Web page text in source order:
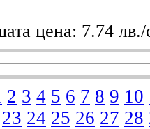
цена: 7.74 лв./
2 3 4 5 6 7 8 9 10
23 24 25 26 27 28